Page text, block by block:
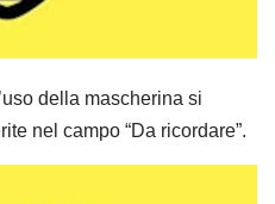
della mascherina si
nel campo “Da ricordare”.